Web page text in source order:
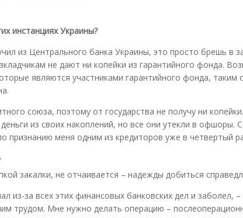
инстанциях Украины?
из Центрального банка Украины, это просто брешь в
не дают ни копейки из гарантийного фонда.
являются участниками гарантийного фонда, таким
союза, поэтому от государства не получу ни
из своих накоплений, но все они утекли в офшоры.
признанию меня одним из кредиторов уже в четвертый
закалки, не отчаивается – надежды добиться
из-за всех этих финансовых банковских дел и заболел,
трудом. Мне нужно делать операцию –